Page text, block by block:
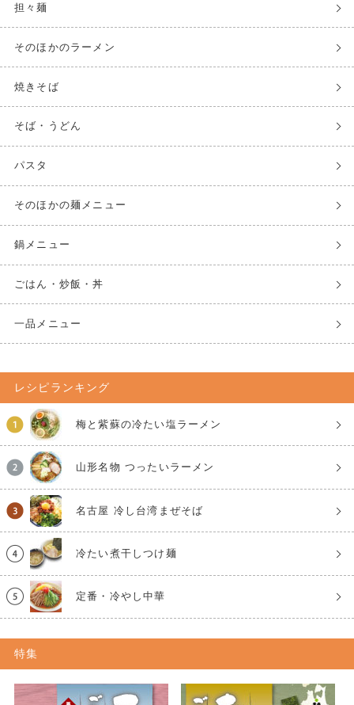
担々麺
そのほかのラーメン
焼きそば
そば・うどん
パスタ
そのほかの麺メニュー
鍋メニュー
ごはん・炒飯・丼
一品メニュー
レシピランキング
梅と紫蘇の冷たい塩ラーメン
山形名物 つったいラーメン
名古屋 冷し台湾まぜそば
冷たい煮干しつけ麺
定番・冷やし中華
特集